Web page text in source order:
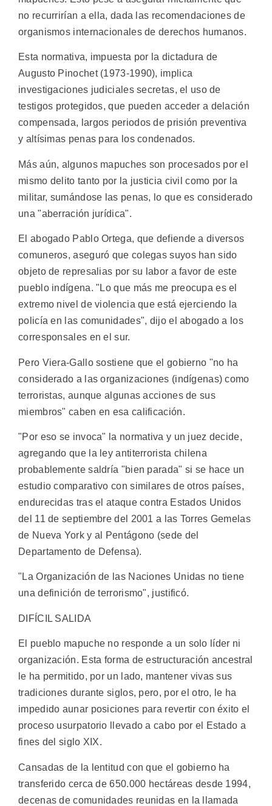
no recurrirían a ella, dada las recomendaciones de
organismos internacionales de derechos humanos.
Esta normativa, impuesta por la dictadura de
Augusto Pinochet (1973-1990), implica
investigaciones judiciales secretas, el uso de
testigos protegidos, que pueden acceder a delación
compensada, largos periodos de prisión preventiva
y altísimas penas para los condenados.
Más aún, algunos mapuches son procesados por el
mismo delito tanto por la justicia civil como por la
militar, sumándose las penas, lo que es considerado
una "aberración jurídica".
El abogado Pablo Ortega, que defiende a diversos
comuneros, aseguró que colegas suyos han sido
objeto de represalias por su labor a favor de este
pueblo indígena. "Lo que más me preocupa es el
extremo nivel de violencia que está ejerciendo la
policía en las comunidades", dijo el abogado a los
corresponsales en el sur.
Pero Viera-Gallo sostiene que el gobierno "no ha
considerado a las organizaciones (indígenas) como
terroristas, aunque algunas acciones de sus
miembros" caben en esa calificación.
"Por eso se invoca" la normativa y un juez decide,
agregando que la ley antiterrorista chilena
probablemente saldría "bien parada" si se hace un
estudio comparativo con similares de otros países,
endurecidas tras el ataque contra Estados Unidos
del 11 de septiembre del 2001 a las Torres Gemelas
de Nueva York y al Pentágono (sede del
Departamento de Defensa).
"La Organización de las Naciones Unidas no tiene
una definición de terrorismo", justificó.
DIFÍCIL SALIDA
El pueblo mapuche no responde a un solo líder ni
organización. Esta forma de estructuración ancestral
le ha permitido, por un lado, mantener vivas sus
tradiciones durante siglos, pero, por el otro, le ha
impedido aunar posiciones para revertir con éxito el
proceso usurpatorio llevado a cabo por el Estado a
fines del siglo XIX.
Cansadas de la lentitud con que el gobierno ha
transferido cerca de 650.000 hectáreas desde 1994,
decenas de comunidades reunidas en la llamada